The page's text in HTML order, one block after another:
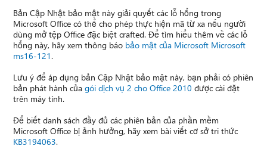
Bản Cập Nhật bảo mật này giải quyết các lỗ hổng trong
Microsoft Office có thể cho phép thực hiện mã từ xa nếu người
dùng mở tệp Office đặc biệt crafted. Để tìm hiểu thêm về các lỗ
hổng này, hãy xem thông báo bảo mật của Microsoft Microsoft
ms16-121 .
Lưu ý để áp dụng bản Cập Nhật bảo mật này, bạn phải có phiên
bản phát hành củagói dịch vụ 2 cho Office 2010 được cài đặt
trên máy tính.
Để biết danh sách đầy đủ các phiên bản của phần mềm
Microsoft Office bị ảnh hưởng, hãy xem bài viết cơ sở tri thức
KB3194063.